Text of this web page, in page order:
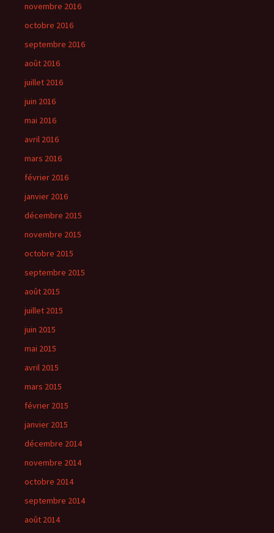
novembre 2016
octobre 2016
septembre 2016
août 2016
juillet 2016
juin 2016
mai 2016
avril 2016
mars 2016
février 2016
janvier 2016
décembre 2015
novembre 2015
octobre 2015
septembre 2015
août 2015
juillet 2015
juin 2015
mai 2015
avril 2015
mars 2015
février 2015
janvier 2015
décembre 2014
novembre 2014
octobre 2014
septembre 2014
août 2014